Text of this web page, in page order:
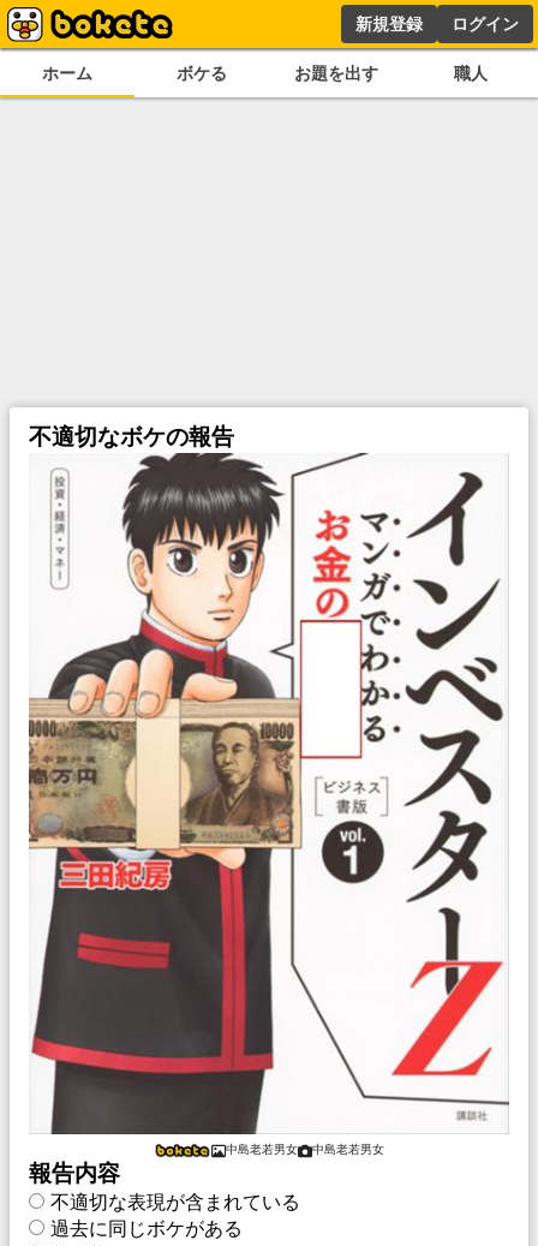
新規登録 ログイン
ホーム ボケる お題を出す 職人
不適切なボケの報告
中島老若男女 中島老若男女
報告内容
不適切な表現が含まれている
過去に同じボケがある